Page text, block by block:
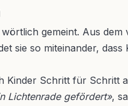
gemeint. Aus
sie so miteinander,
Kinder Schritt für
Lichtenrade gefördert»,